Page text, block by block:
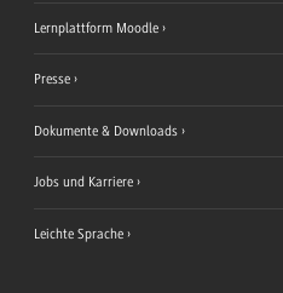
Lernplattform Moodle
Presse
Dokumente & Downloads
Jobs und Karriere
Leichte Sprache